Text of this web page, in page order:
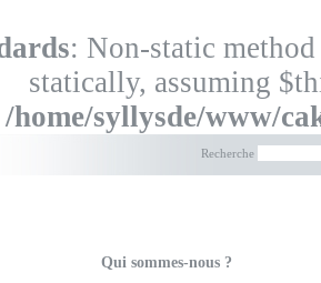
: Non-static
statically, assuming
/home/syllysde/www/
Recherche
Qui sommes-nous ?